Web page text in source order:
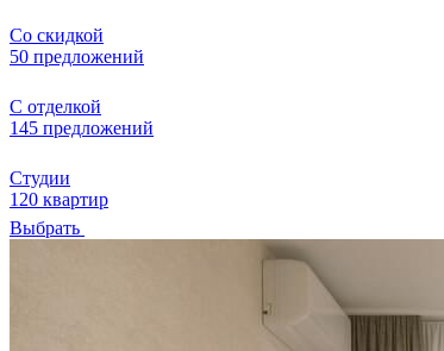
Со скидкой
50 предложений
С отделкой
145 предложений
Студии
120 квартир
Выбрать